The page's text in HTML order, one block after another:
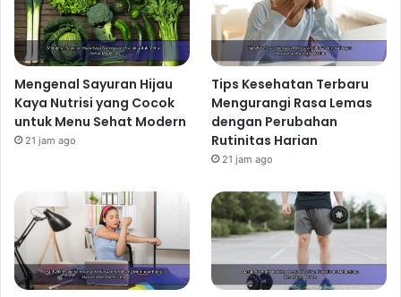
Mengenal Sayuran Hijau
Kaya Nutrisi yang Cocok
untuk Menu Sehat Modern
21 jam ago
Tips Kesehatan Terbaru
Mengurangi Rasa Lemas
dengan Perubahan
Rutinitas Harian
21 jam ago